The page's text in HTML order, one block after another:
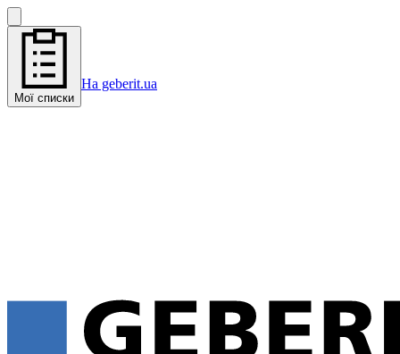
Мої списки
На geberit.ua